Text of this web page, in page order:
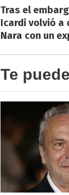
Tras el
Icardi volvió a
Nara con un
Te